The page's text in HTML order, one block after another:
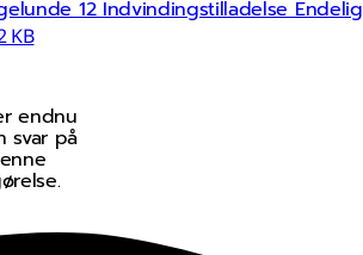
12 Indvindingstilladelse Endelig
KB
endnu
svar på